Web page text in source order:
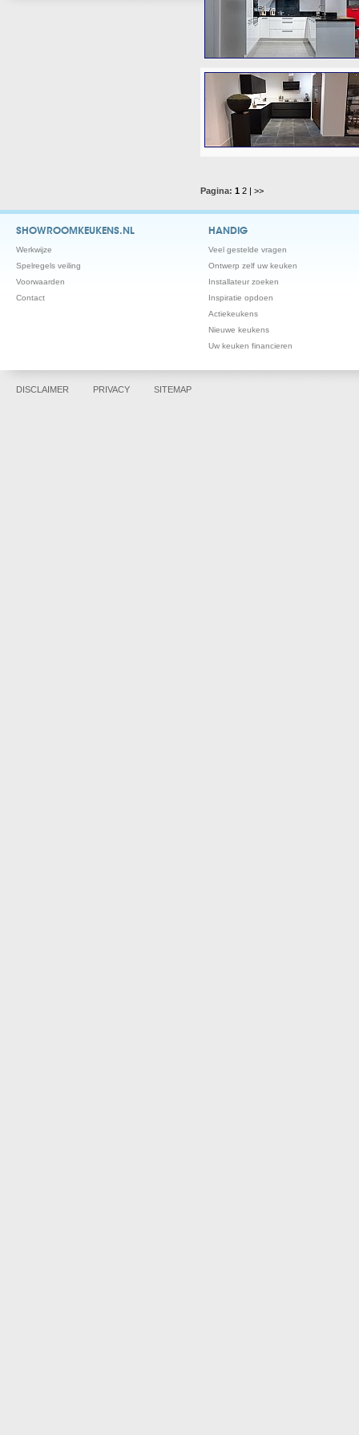
Pagina: 1 2 | >>
SHOWROOMKEUKENS.NL
Werkwijze
Spelregels veiling
Voorwaarden
Contact
HANDIG
Veel gestelde vragen
Ontwerp zelf uw keuken
Installateur zoeken
Inspiratie opdoen
Actiekeukens
Nieuwe keukens
Uw keuken financieren
DISCLAIMER PRIVACY SITEMAP